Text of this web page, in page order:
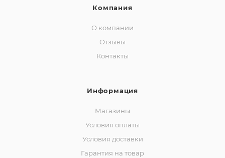
Компания
О компании
Отзывы
Контакты
Информация
Магазины
Условия оплаты
Условия доставки
Гарантия на товар